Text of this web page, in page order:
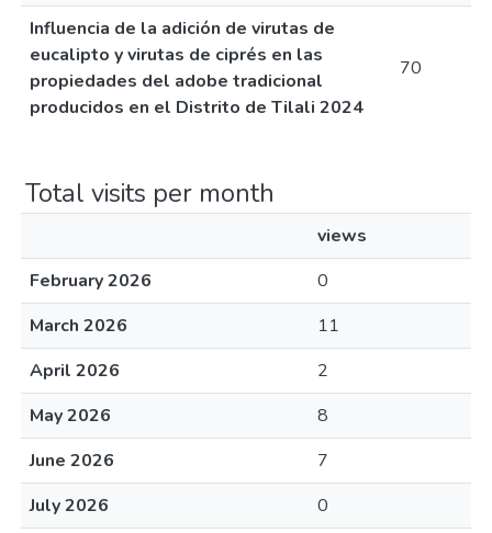
Influencia de la adición de virutas de
eucalipto y virutas de ciprés en las
propiedades del adobe tradicional
producidos en el Distrito de Tilali 2024
70
Total visits per month
views
February 2026
0
March 2026
11
April 2026
2
May 2026
8
June 2026
7
July 2026
0